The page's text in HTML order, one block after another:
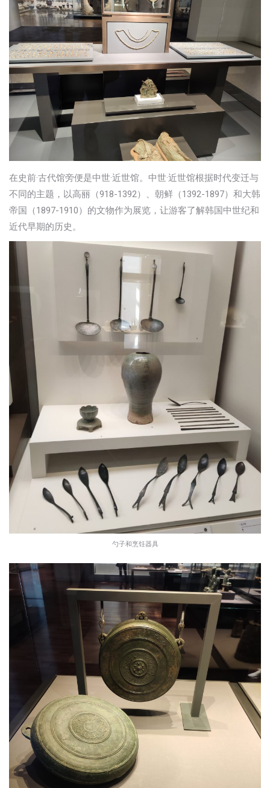
在史前·古代馆旁便是中世·近世馆。中世·近世馆根据时代变迁与
不同的主题，以高丽（918-1392）、朝鲜（1392-1897）和大韩
帝国（1897-1910）的文物作为展览，让游客了解韩国中世纪和
近代早期的历史。
勺子和烹饪器具